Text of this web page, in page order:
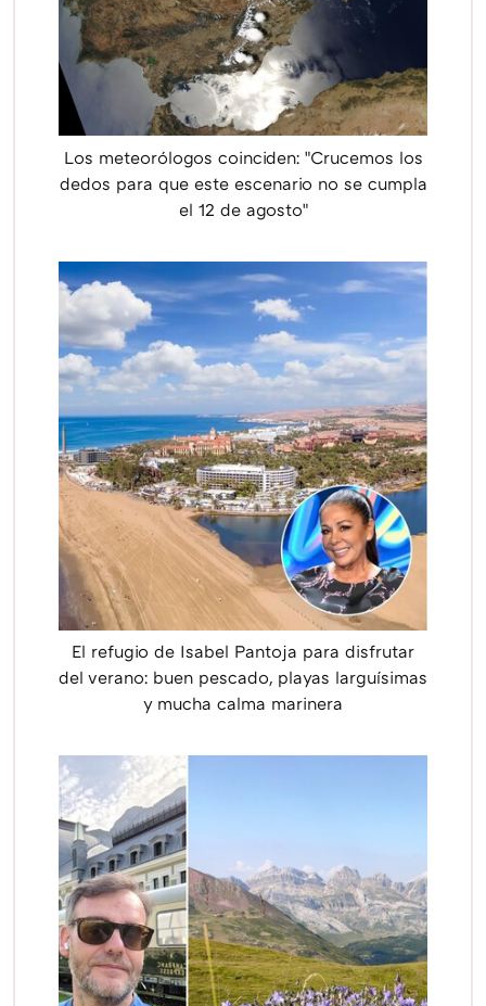
Los meteorólogos coinciden: "Crucemos los
dedos para que este escenario no se cumpla
el 12 de agosto"
El refugio de Isabel Pantoja para disfrutar
del verano: buen pescado, playas larguísimas
y mucha calma marinera